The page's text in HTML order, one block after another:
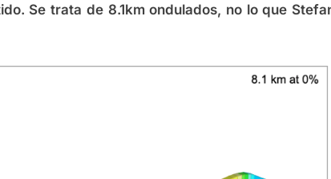
Se trata de 8.1km ondulados, no lo que